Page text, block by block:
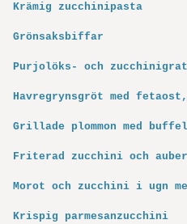
Krämig zucchinipasta
Grönsaksbiffar
Purjolöks- och
Havregrynsgröt med
Grillade plommon med
Friterad zucchini och
Morot och zucchini i ugn
Krispig parmesanzucchini